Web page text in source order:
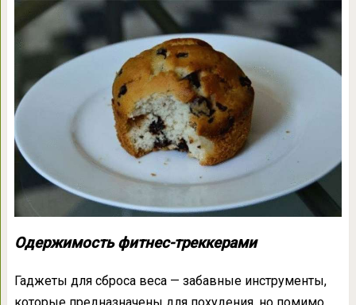
Одержимость фитнес-треккерами
Гаджеты для сброса веса — забавные инструменты,